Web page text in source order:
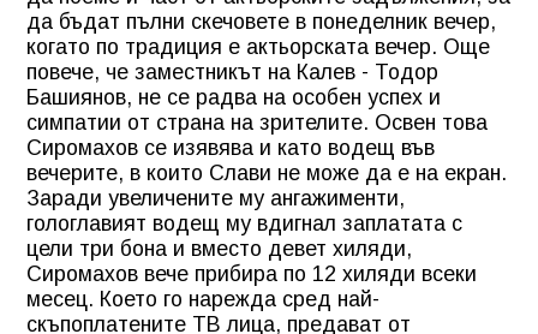
да бъдат пълни скечовете в понеделник вечер,
когато по традиция е актьорската вечер. Още
повече, че заместникът на Калев - Тодор
Башиянов, не се радва на особен успех и
симпатии от страна на зрителите. Освен това
Сиромахов се изявява и като водещ във
вечерите, в които Слави не може да е на екран.
Заради увеличените му ангажименти,
гологлавият водещ му вдигнал заплатата с
цели три бона и вместо девет хиляди,
Сиромахов вече прибира по 12 хиляди всеки
месец. Което го нарежда сред най-
скъпоплатените ТВ лица, предават от